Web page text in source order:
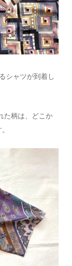
シャツが到着し
た柄は、どこか